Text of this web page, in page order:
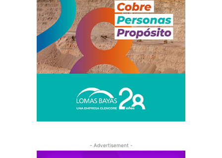
- Advertisement -